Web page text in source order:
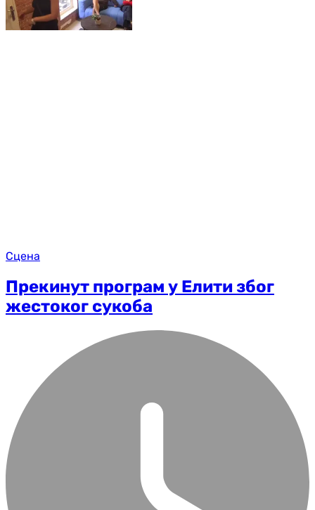
Сцена
Прекинут програм у Елити због
жестоког сукоба